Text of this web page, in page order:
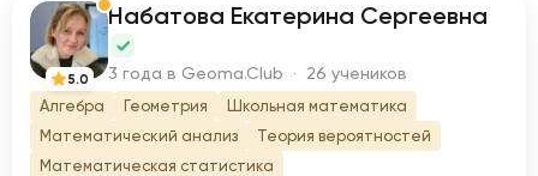
Н
5.0
Набатова Екатерина Сергеевна
3 года в Geoma.Club · 26 учеников
Алгебра Геометрия
Школьная математика
Математический анализ
Теория вероятностей
Математическая статистика